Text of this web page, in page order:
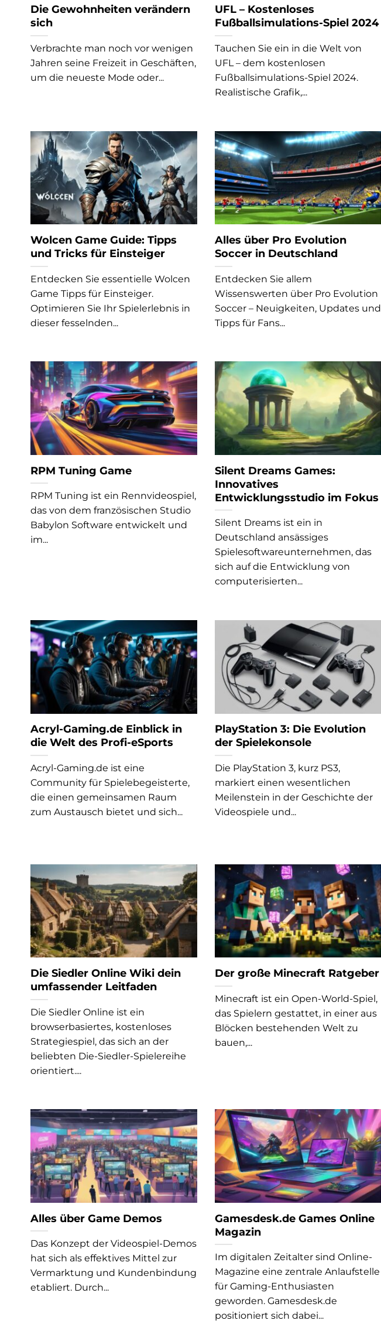
Die Gewohnheiten verändern
sich
Verbrachte man noch vor wenigen
Jahren seine Freizeit in Geschäften,
um die neueste Mode oder...
UFL – Kostenloses
Fußballsimulations-Spiel 2024
Tauchen Sie ein in die Welt von
UFL – dem kostenlosen
Fußballsimulations-Spiel 2024.
Realistische Grafik,...
Wolcen Game Guide: Tipps
und Tricks für Einsteiger
Entdecken Sie essentielle Wolcen
Game Tipps für Einsteiger.
Optimieren Sie Ihr Spielerlebnis in
dieser fesselnden...
Alles über Pro Evolution
Soccer in Deutschland
Entdecken Sie allem
Wissenswerten über Pro Evolution
Soccer – Neuigkeiten, Updates und
Tipps für Fans...
RPM Tuning Game
RPM Tuning ist ein Rennvideospiel,
das von dem französischen Studio
Babylon Software entwickelt und
im...
Silent Dreams Games:
Innovatives
Entwicklungsstudio im Fokus
Silent Dreams ist ein in
Deutschland ansässiges
Spielesoftwareunternehmen, das
sich auf die Entwicklung von
computerisierten...
Acryl-Gaming.de Einblick in
die Welt des Profi-eSports
Acryl-Gaming.de ist eine
Community für Spielebegeisterte,
die einen gemeinsamen Raum
zum Austausch bietet und sich...
PlayStation 3: Die Evolution
der Spielekonsole
Die PlayStation 3, kurz PS3,
markiert einen wesentlichen
Meilenstein in der Geschichte der
Videospiele und...
Die Siedler Online Wiki dein
umfassender Leitfaden
Die Siedler Online ist ein
browserbasiertes, kostenloses
Strategiespiel, das sich an der
beliebten Die-Siedler-Spielereihe
orientiert....
Der große Minecraft Ratgeber
Minecraft ist ein Open-World-Spiel,
das Spielern gestattet, in einer aus
Blöcken bestehenden Welt zu
bauen,...
Alles über Game Demos
Das Konzept der Videospiel-Demos
hat sich als effektives Mittel zur
Vermarktung und Kundenbindung
etabliert. Durch...
Gamesdesk.de Games Online
Magazin
Im digitalen Zeitalter sind Online-
Magazine eine zentrale Anlaufstelle
für Gaming-Enthusiasten
geworden. Gamesdesk.de
positioniert sich dabei...